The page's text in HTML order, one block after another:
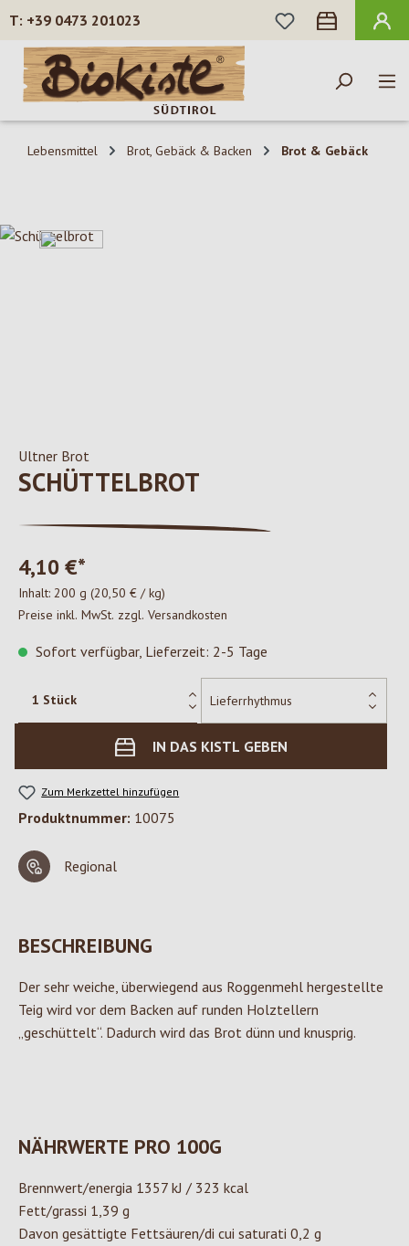
Zum Hauptinhalt springen
+39 0473 201023
DU HAST 0
Lebensmittel Brot, Gebäck & Backen Brot & Gebäck
Bildergalerie überspringen
Ultner Brot
SCHÜTTELBROT
4,10 €*
Inhalt: 200 g (20,50 € / kg)
Preise inkl. MwSt. zzgl. Versandkosten
Sofort verfügbar, Lieferzeit: 2-5 Tage
IN DAS KISTL GEBEN
Zum Merkzettel hinzufügen
Produktnummer: 10075
Regional
BESCHREIBUNG
Der sehr weiche, überwiegend aus Roggenmehl hergestellte
Teig wird vor dem Backen auf runden Holztellern
„geschüttelt“. Dadurch wird das Brot dünn und knusprig.
NÄHRWERTE PRO 100G
Brennwert/energia 1357 kJ / 323 kcal
Fett/grassi 1,39 g
Davon gesättigte Fettsäuren/di cui saturati 0,2 g